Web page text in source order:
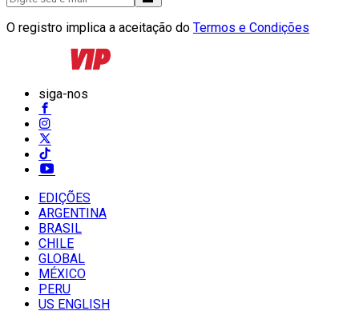
O registro implica a aceitação do Termos e Condições
siga-nos
EDIÇÕES
ARGENTINA
BRASIL
CHILE
GLOBAL
MÉXICO
PERU
US ENGLISH